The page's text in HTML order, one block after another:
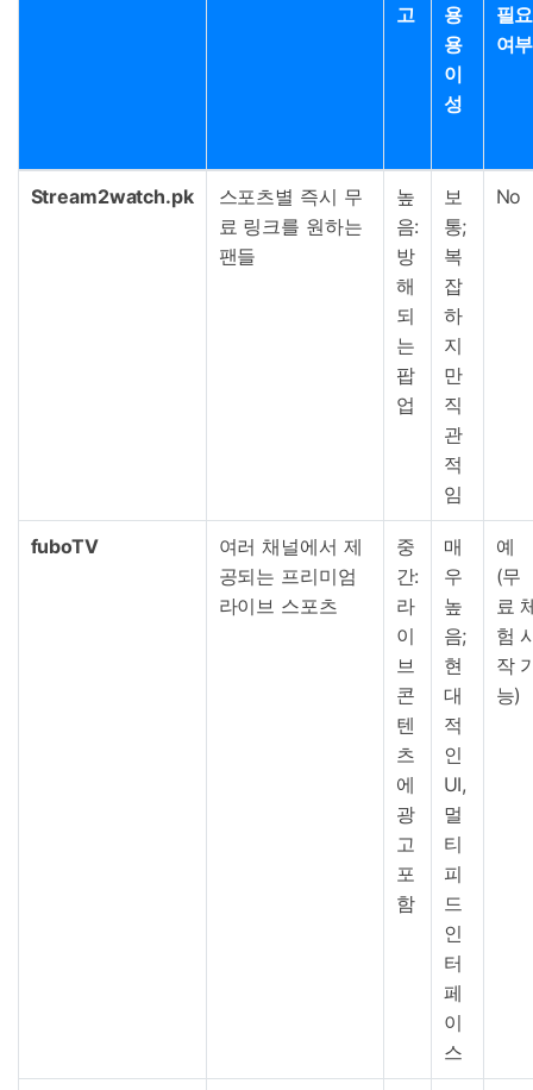
고
용
용
이
성
필요
여부
Stream2watch.pk
스포츠별 즉시 무
료 링크를 원하는
팬들
높
음:
방
해
되
는
팝
업
보
통;
복
잡
하
지
만
직
관
적
임
No
fuboTV
여러 채널에서 제
공되는 프리미엄
라이브 스포츠
중
간:
라
이
브
콘
텐
츠
에
광
고
포
함
매
우
높
음;
현
대
적
인
UI,
멀
티
피
드
인
터
페
이
스
예
(무
료
험
작
능)